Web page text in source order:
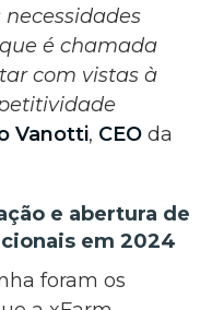
é chamada
com vistas à
Vanotti, CEO da
e abertura de
em 2024
foram os